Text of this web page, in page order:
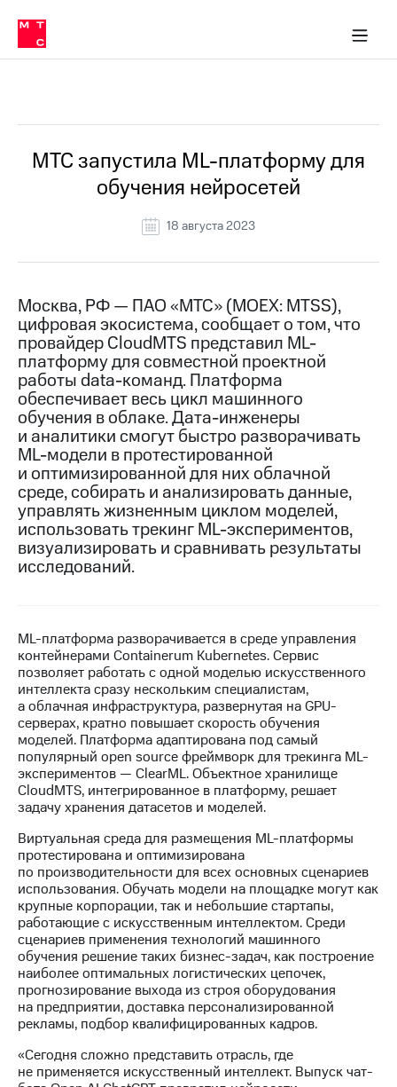
Медиа-центр
и акционерам
Устойчивое развитие
Комплаенс и деловая этика
компании
Карьера
История
компании
Руководство
Контакты
Медиа-центр
Пресс-
релизы
МТС
о технологиях
Достижения
Интервью
Финансовая
отчетность
Новости
в
регионе
и акционерам
Корпоративное
управление
Корпоративный
секретарь
Раскрытие
информации
Информация
акционерам
Документы
ПАО
"МТС"
Собрания
акционеров
Личный
кабинет
акционера
Акционерный
капитал
Контроль
и
аудит
в МТС
Пресс-
релизы
о технологиях
МТС запустила ML-платформу для
обучения нейросетей
18 августа 2023
Москва, РФ — ПАО «МТС» (MOEX: MTSS),
цифровая экосистема, сообщает о том, что
провайдер CloudMTS представил ML-
платформу для совместной проектной
работы data-команд. Платформа
обеспечивает весь цикл машинного
обучения в облаке. Дата-инженеры
и аналитики смогут быстро разворачивать
ML-модели в протестированной
и оптимизированной для них облачной
среде, собирать и анализировать данные,
управлять жизненным циклом моделей,
использовать трекинг ML-экспериментов,
визуализировать и сравнивать результаты
исследований.
ML-платформа разворачивается в среде управления
контейнерами Containerum Kubernetes. Сервис
позволяет работать с одной моделью искусственного
интеллекта сразу нескольким специалистам,
а облачная инфраструктура, развернутая на GPU-
серверах, кратно повышает скорость обучения
моделей. Платформа адаптирована под самый
популярный open source фреймворк для трекинга ML-
экспериментов — ClearML. Объектное хранилище
CloudMTS, интегрированное в платформу, решает
задачу хранения датасетов и моделей.
Виртуальная среда для размещения ML-платформы
протестирована и оптимизирована
по производительности для всех основных сценариев
использования. Обучать модели на площадке могут как
крупные корпорации, так и небольшие стартапы,
работающие с искусственным интеллектом. Среди
сценариев применения технологий машинного
обучения решение таких бизнес-задач, как построение
наиболее оптимальных логистических цепочек,
прогнозирование выхода из строя оборудования
на предприятии, доставка персонализированной
рекламы, подбор квалифицированных кадров.
«Сегодня сложно представить отрасль, где
не применяется искусственный интеллект. Выпуск чат-